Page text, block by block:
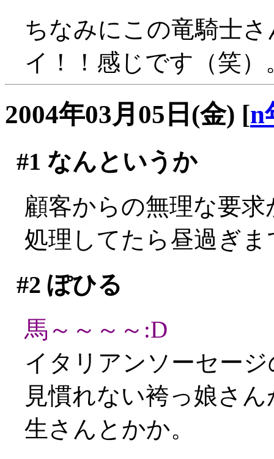
ちなみにこの竜騎士
イ！！感じです（笑）
2004年03月05日(金) [n
#1 なんというか
顧客からの無理な要求
処理してたら昼過ぎ
#2 ぽひる
馬～～～～:D
イタリアンソーセー
見慣れない袴っ娘さ
生さんとかか。